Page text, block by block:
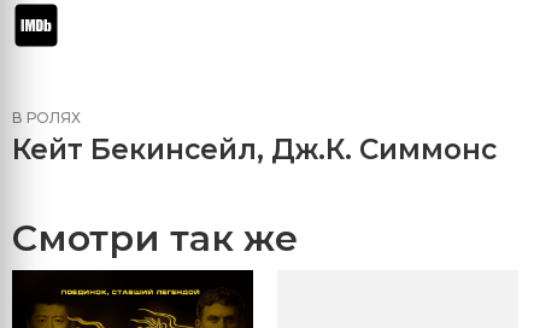
В РОЛЯХ
Кейт Бекинсейл, Дж.К. Симмонс
Смотри так же